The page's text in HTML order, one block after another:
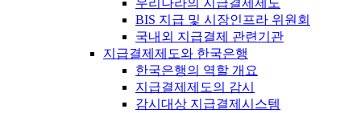
우리나라의 지급결제제도
BIS 지급 및 시장인프라 위원회
국내외 지급결제 관련기관
지급결제제도와 한국은행
한국은행의 역할 개요
지급결제제도의 감시
감시대상 지급결제시스템